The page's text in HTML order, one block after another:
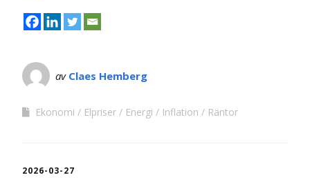
av Claes Hemberg
Ekonomi Elpriser Energi Inflation Räntor
2026-03-27